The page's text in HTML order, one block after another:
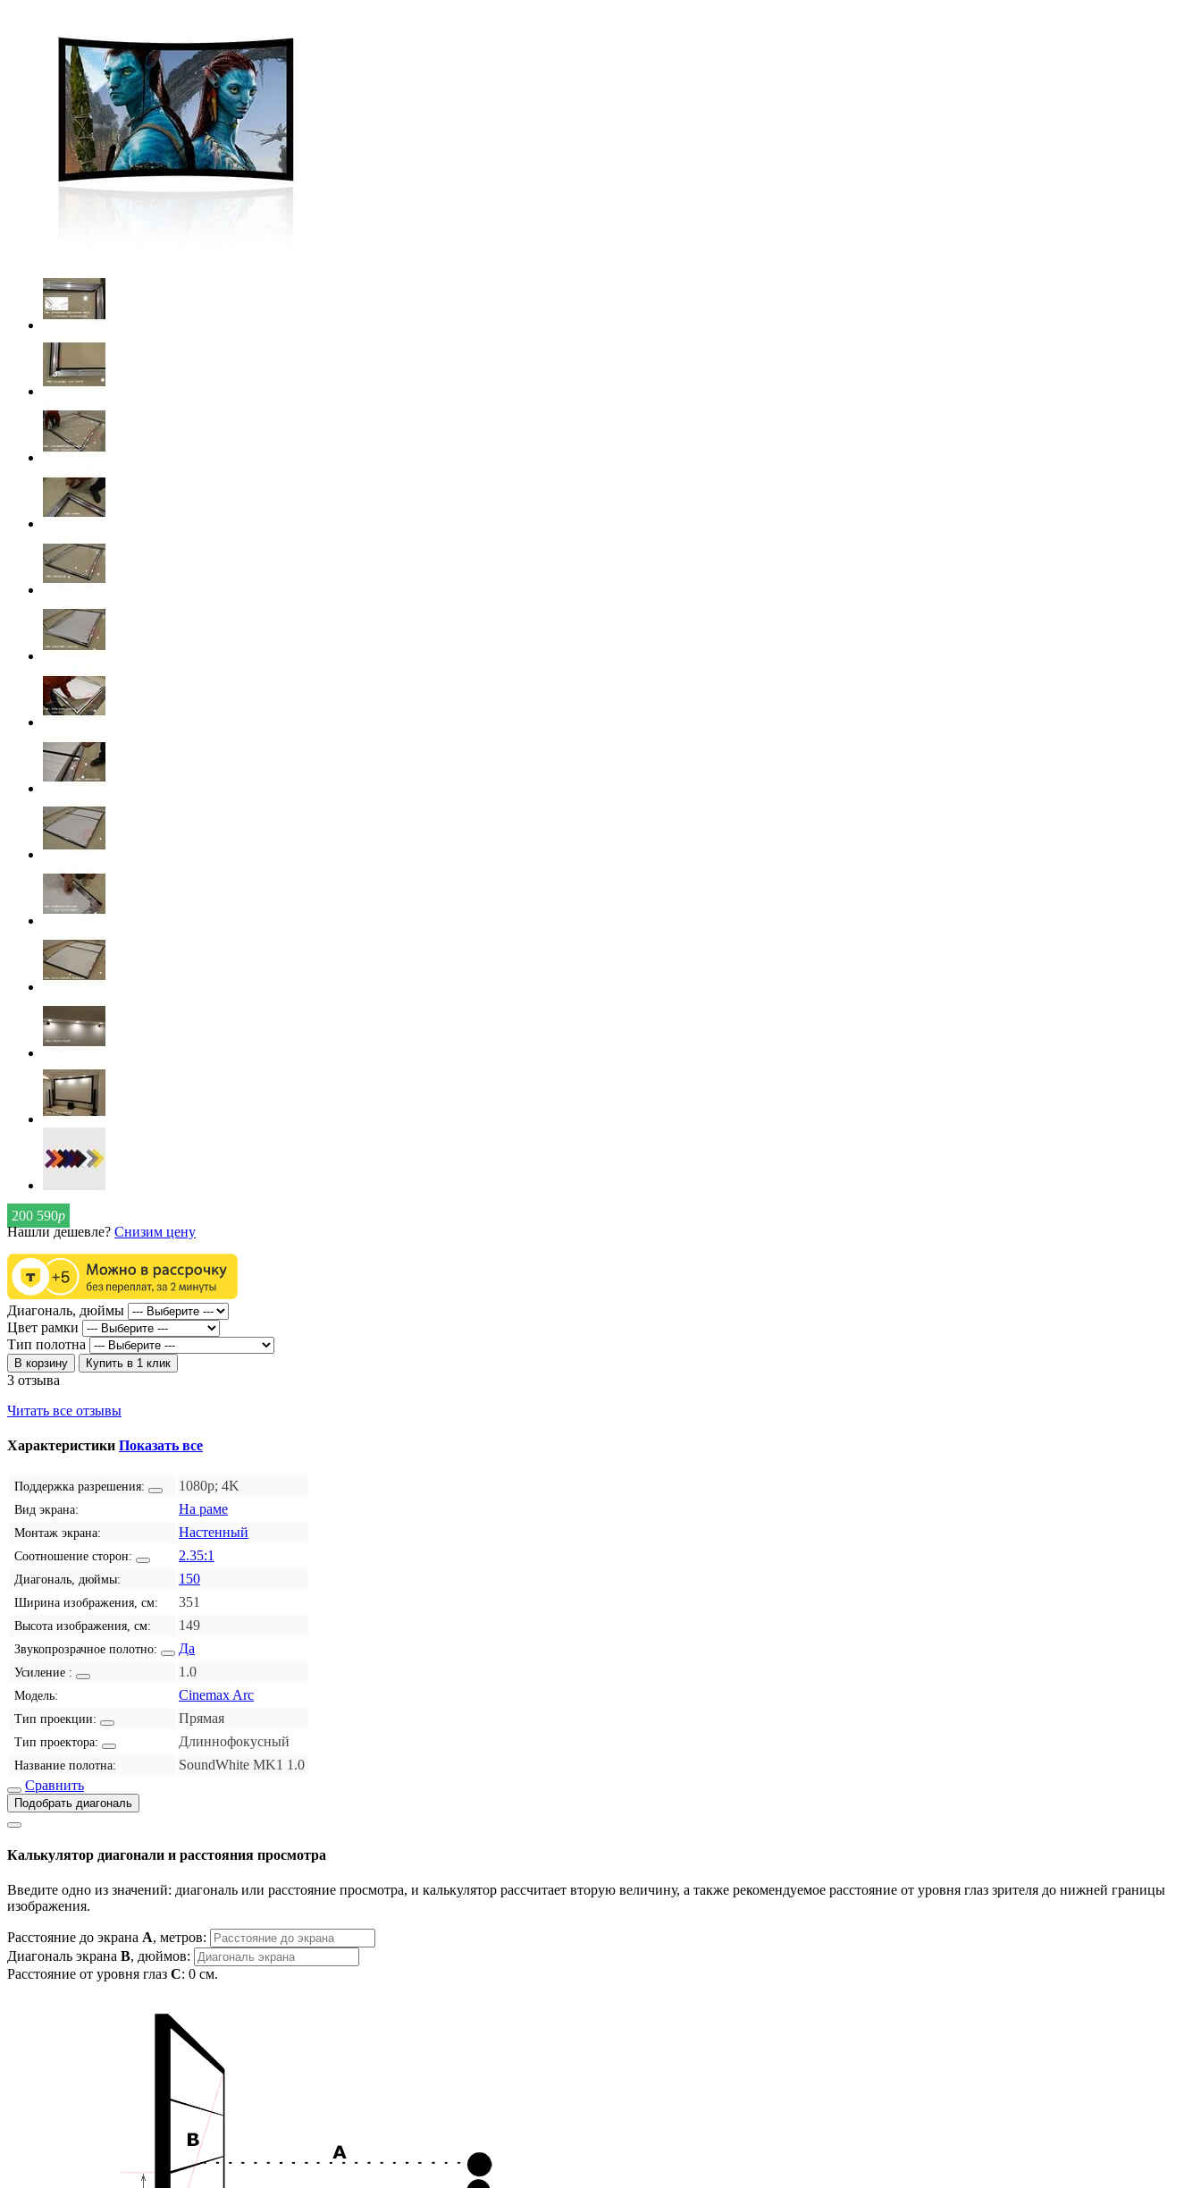
200 590р
Нашли дешевле? Снизим цену
Диагональ, дюймы
Цвет рамки
Тип полотна
В корзину Купить в 1 клик
3 отзыва
Читать все отзывы
Характеристики Показать все
Поддержка разрешения: 1080p; 4K
Вид экрана: На раме
Монтаж экрана: Настенный
Соотношение сторон: 2.35:1
Диагональ, дюймы: 150
Ширина изображения, см: 351
Высота изображения, см: 149
Звукопрозрачное полотно: Да
Усиление : 1.0
Модель: Cinemax Arc
Тип проекции: Прямая
Тип проектора: Длиннофокусный
Название полотна:
SoundWhite MK1 1.0
Сравнить
Подобрать диагональ
Калькулятор диагонали и расстояния просмотра
Введите одно из значений: диагональ или расстояние просмотра, и калькулятор рассчитает вторую величину, а также рекомендуемое расстояние от уровня глаз зрителя до нижней границы
изображения.
Расстояние до экрана A, метров:
Диагональ экрана B, дюймов:
Расстояние от уровня глаз C: 0 см.